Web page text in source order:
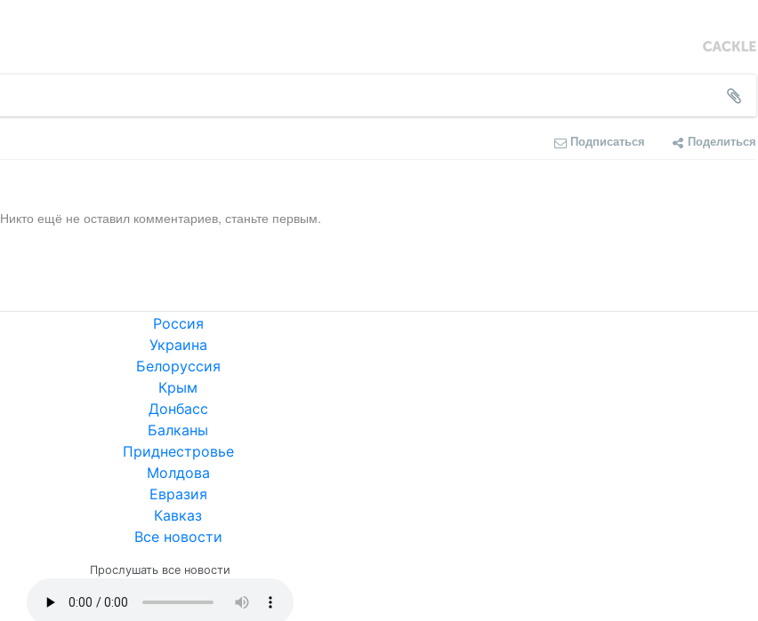
Подписаться Поделиться
Никто ещё не оставил комментариев, станьте первым.
Россия
Украина
Белоруссия
Крым
Донбасс
Балканы
Приднестровье
Молдова
Евразия
Кавказ
Все новости
Прослушать все новости